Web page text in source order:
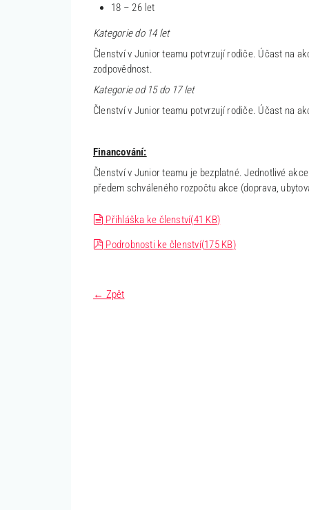
18 – 26 let
Kategorie do 14 let
Členství v Junior teamu potvrzují rodiče. Účast na
zodpovědnost.
Kategorie od 15 do 17 let
Členství v Junior teamu potvrzují rodiče. Účast na
Financování:
Členství v Junior teamu je bezplatné. Jednotlivé
předem schváleného rozpočtu akce (doprava,
document
Příhláška ke členství(41 KB)
pdf
Podrobnosti ke členství(175 KB)
← Zpět